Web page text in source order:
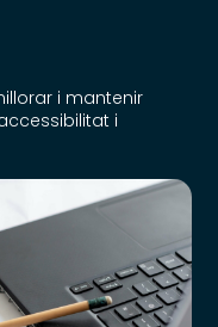
i mantenir
i